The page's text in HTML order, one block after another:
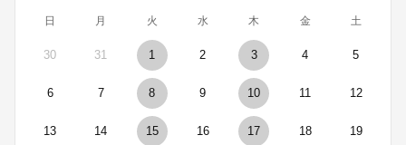
日 月 火 水 木 金 土
30 31 1 2 3 4 5
6 7 8 9 10 11 12
13 14 15 16 17 18 19